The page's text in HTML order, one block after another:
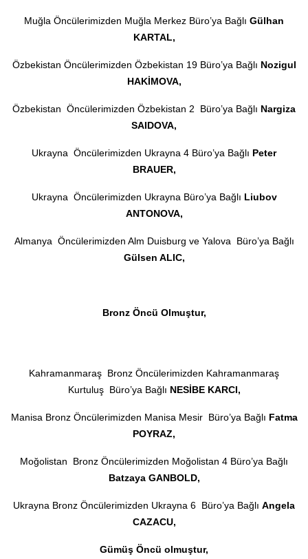
Muğla Öncülerimizden Muğla Merkez Büro’ya Bağlı Gülhan
KARTAL,
Özbekistan Öncülerimizden Özbekistan 19 Büro’ya Bağlı Nozigul
HAKİMOVA,
Özbekistan Öncülerimizden Özbekistan 2 Büro’ya Bağlı Nargiza
SAIDOVA,
Ukrayna Öncülerimizden Ukrayna 4 Büro’ya Bağlı Peter
BRAUER,
Ukrayna Öncülerimizden Ukrayna Büro’ya Bağlı Liubov
ANTONOVA,
Almanya Öncülerimizden Alm Duisburg ve Yalova Büro’ya Bağlı
Gülsen ALIC,
Bronz Öncü Olmuştur,
Kahramanmaraş Bronz Öncülerimizden Kahramanmaraş
Kurtuluş Büro’ya Bağlı NESİBE KARCI,
Manisa Bronz Öncülerimizden Manisa Mesir Büro’ya Bağlı Fatma
POYRAZ,
Moğolistan Bronz Öncülerimizden Moğolistan 4 Büro’ya Bağlı
Batzaya GANBOLD,
Ukrayna Bronz Öncülerimizden Ukrayna 6 Büro’ya Bağlı Angela
CAZACU,
Gümüş Öncü olmuştur,